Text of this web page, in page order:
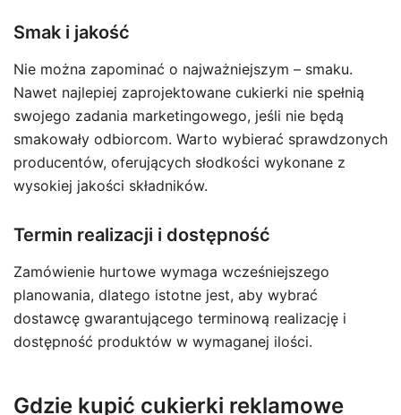
Smak i jakość
Nie można zapominać o najważniejszym – smaku.
Nawet najlepiej zaprojektowane cukierki nie spełnią
swojego zadania marketingowego, jeśli nie będą
smakowały odbiorcom. Warto wybierać sprawdzonych
producentów, oferujących słodkości wykonane z
wysokiej jakości składników.
Termin realizacji i dostępność
Zamówienie hurtowe wymaga wcześniejszego
planowania, dlatego istotne jest, aby wybrać
dostawcę gwarantującego terminową realizację i
dostępność produktów w wymaganej ilości.
Gdzie kupić cukierki reklamowe